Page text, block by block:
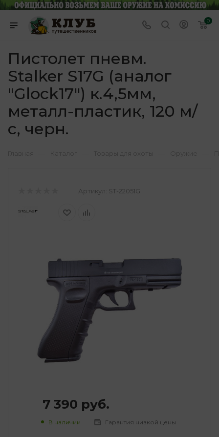
0
Пистолет пневм.
Stalker S17G (аналог
"Glock17") к.4,5мм,
металл-пластик, 120 м/
с, черн.
Артикул: ST-22051G
7 390 руб.
В наличии Гарантия низкой цены